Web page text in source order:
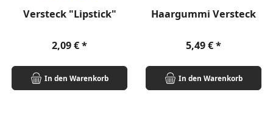
Versteck "Lipstick"
Regulärer Preis:
2,09 €
In den Warenkorb
Haargummi Versteck
Regulärer Preis:
5,49 €
In den Warenkorb